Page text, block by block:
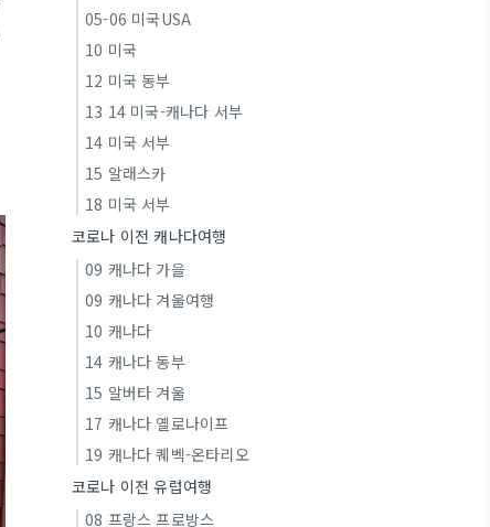
05-06 미국USA
10 미국
12 미국 동부
13 14 미국-캐나다 서부
14 미국 서부
15 알래스카
18 미국 서부
코로나 이전 캐나다여행
09 캐나다 가을
09 캐나다 겨울여행
10 캐나다
14 캐나다 동부
15 알버타 겨울
17 캐나다 옐로나이프
19 캐나다 퀘벡-온타리오
코로나 이전 유럽여행
08 프랑스 프로방스